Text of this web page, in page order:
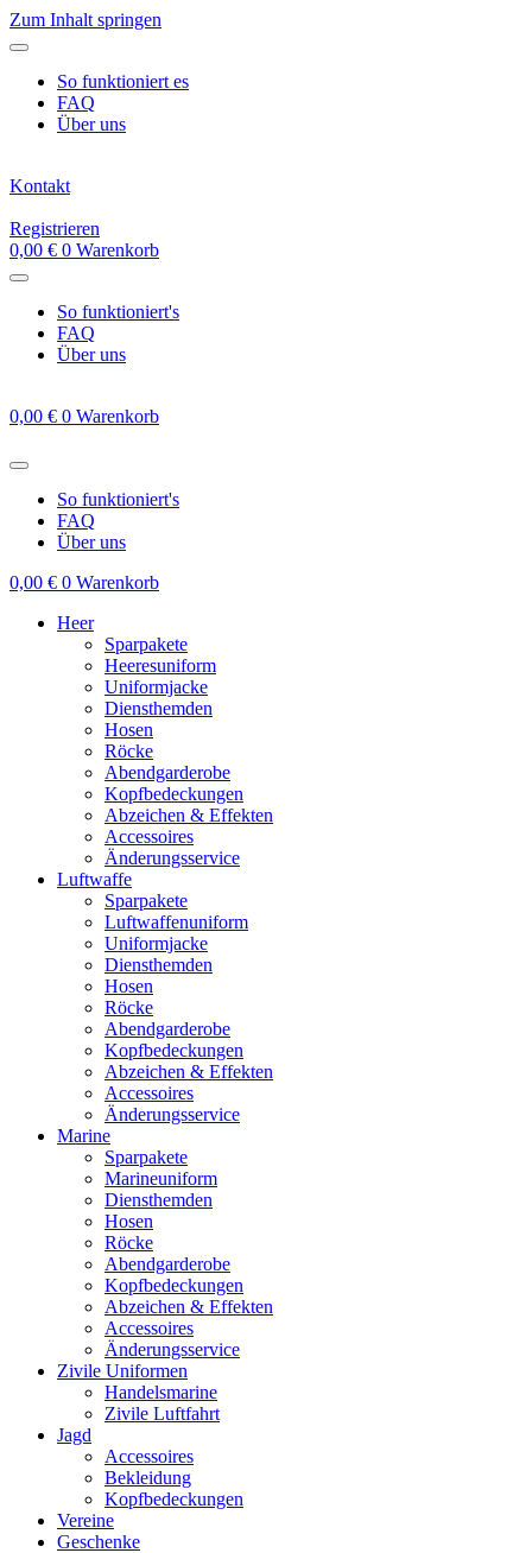
Zum Inhalt springen
So funktioniert es
FAQ
Über uns
Kontakt
Registrieren
0,00 € 0 Warenkorb
So funktioniert's
FAQ
Über uns
0,00 € 0 Warenkorb
So funktioniert's
FAQ
Über uns
0,00 € 0 Warenkorb
Heer
Sparpakete
Heeresuniform
Uniformjacke
Diensthemden
Hosen
Röcke
Abendgarderobe
Kopfbedeckungen
Abzeichen & Effekten
Accessoires
Änderungsservice
Luftwaffe
Sparpakete
Luftwaffenuniform
Uniformjacke
Diensthemden
Hosen
Röcke
Abendgarderobe
Kopfbedeckungen
Abzeichen & Effekten
Accessoires
Änderungsservice
Marine
Sparpakete
Marineuniform
Diensthemden
Hosen
Röcke
Abendgarderobe
Kopfbedeckungen
Abzeichen & Effekten
Accessoires
Änderungsservice
Zivile Uniformen
Handelsmarine
Zivile Luftfahrt
Jagd
Accessoires
Bekleidung
Kopfbedeckungen
Vereine
Geschenke